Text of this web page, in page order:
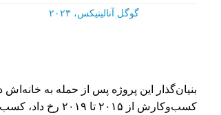
گوگل آنالیتیکس، ۲۰۲۳
کسب‌وکارش از